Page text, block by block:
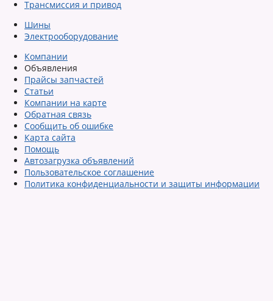
Трансмиссия и привод
Шины
Электрооборудование
Компании
Объявления
Прайсы запчастей
Статьи
Компании на карте
Обратная связь
Сообщить об ошибке
Карта сайта
Помощь
Автозагрузка объявлений
Пользовательское соглашение
Политика конфиденциальности и защиты информации